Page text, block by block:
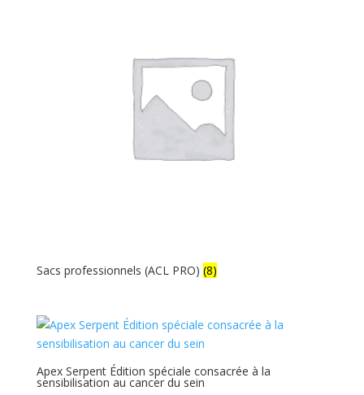
Sacs professionnels (ACL PRO) (8)
Apex Serpent Édition spéciale consacrée à la
sensibilisation au cancer du sein